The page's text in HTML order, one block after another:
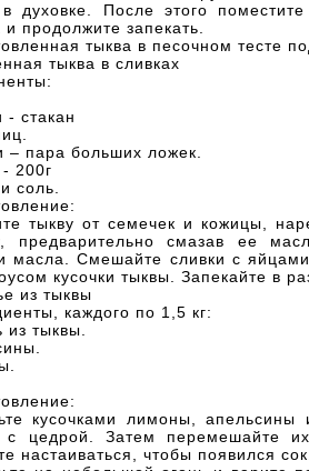
духовке. После этого
и продолжите запекать.
тыква в песочном тесте
тыква в сливках
- стакан
– пара больших ложек.
200г
соль.
тыкву от семечек и кожицы,
предварительно смазав ее
масла. Смешайте сливки с
кусочки тыквы. Запекайте в
из тыквы
каждого по 1,5 кг:
из тыквы.
кусочками лимоны,
с цедрой. Затем перемешайте
настаиваться, чтобы появился сок.